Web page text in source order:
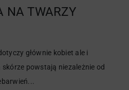
NA TWARZY
głównie kobiet ale i
powstają niezależnie od